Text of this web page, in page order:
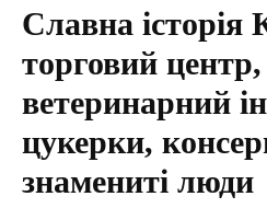
Славна історія
торговий центр,
ветеринарний
цукерки,
знамениті люди